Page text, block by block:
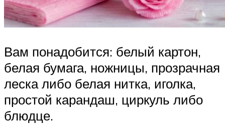
Вам понадобится: белый картон,
белая бумага, ножницы, прозрачная
леска либо белая нитка, иголка,
простой карандаш, циркуль либо
блюдце.